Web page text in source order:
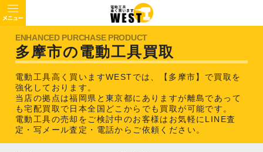
多摩市の電動工具買取
電動工具高く買いますWESTでは、【多摩市】で買取を
強化しております。
当店の拠点は福岡県と東京都にありますが離島であって
も宅配買取で日本全国どこからでも買取が可能です。
電動工具の売却をご検討中のお客様はお気軽にLINE査
定・写メール査定・電話からご依頼ください。